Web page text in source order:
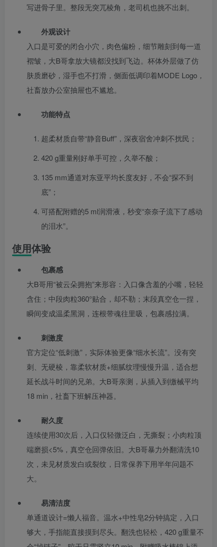
写进骨子里。整段无突兀棱角，老司机也挑不出刺。
外观设计
入口是可爱的闭合小穴，肉色偏粉，细节雕刻到每一道
褶皱，大B哥拿放大镜都没找到飞边。杯体外层做了仿
肤质磨砂，湿手也不打滑，侧面低调印着MODE Logo，
社畜放办公室抽屉也不尴尬。
功能特点
超柔材质自带“静音Buff”，深夜宿舍冲刺不扰民；
420 g重量刚好单手可控，久举不酸；
135 mm通道对东亚平均长度友好，不会“探不到
底”；
可搭配附赠的5 ml润滑液，秒变“奈奈子流下了感动
的泪水”。
使用体验
包裹感
大B哥用“被云朵拥抱”来形容：入口像含羞的小嘴，轻轻
含住；中段肉粒360°贴合，却不勒；末段真空仓一捏，
瞬间变成温柔黑洞，连根带魂往里吸，包裹感拉满。
刺激度
官方定位“低刺激”，实际体验更像“细水长流”。没有突
刺、无硬棱，靠柔软材质+细腻纹理慢慢升温，适合想
延长战斗时间的兄弟。大B哥亲测，从插入到缴械平均
18 min，社畜下班解压神器。
耐久度
连续使用30次后，入口仅轻微泛白，无撕裂；小肉粒顶
端磨损<5%，真空仓回弹依旧。大B哥暴力外翻清洗10
次，未见材质发白或裂纹，日常保养下用半年问题不
大。
易清洁度
单通道设计=懒人福音。温水+中性皂2分钟搞定，入口
够大，手指能直接摸到尽头。翻洗也轻松，420 g重量不